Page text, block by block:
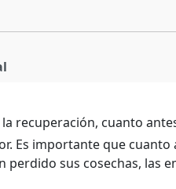
recuperación, cuanto
Es importante que
sus cosechas, las